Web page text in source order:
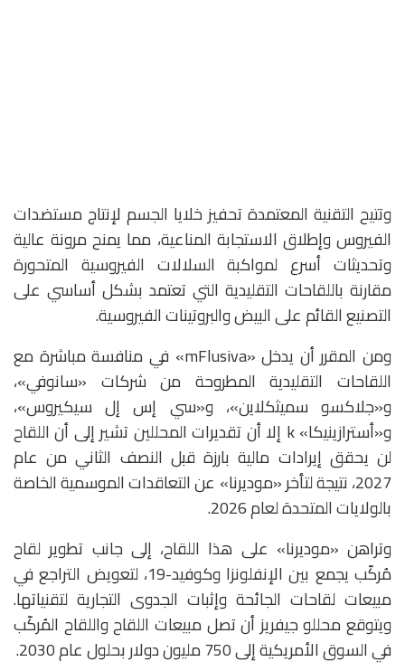
وتتيح التقنية المعتمدة تحفيز خلايا الجسم لإنتاج مستضدات
الفيروس وإطلاق الاستجابة المناعية، مما يمنح مرونة عالية
وتحديثات أسرع لمواكبة السلالات الفيروسية المتحورة
مقارنة باللقاحات التقليدية التي تعتمد بشكل أساسي على
التصنيع القائم على البيض والبروتينات الفيروسية.
ومن المقرر أن يدخل «mFlusiva» في منافسة مباشرة مع
اللقاحات التقليدية المطروحة من شركات «سانوفي»،
و«جلاكسو سميثكلاين»، و«سي إس إل سيكيروس»،
و«أسترازينيكا» k إلا أن تقديرات المحللين تشير إلى أن اللقاح
لن يحقق إيرادات مالية بارزة قبل النصف الثاني من عام
2027، نتيجة لتأخر «موديرنا» عن التعاقدات الموسمية الخاصة
بالولايات المتحدة لعام 2026.
وتراهن «موديرنا» على هذا اللقاح، إلى جانب تطوير لقاح
مُركّب يجمع بين الإنفلونزا وكوفيد-19، لتعويض التراجع في
مبيعات لقاحات الجائحة وإثبات الجدوى التجارية لتقنياتها.
ويتوقع محللو جيفريز أن تصل مبيعات اللقاح واللقاح المُركّب
في السوق الأمريكية إلى 750 مليون دولار بحلول عام 2030.